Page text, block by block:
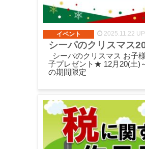
イベント 2025.11.22 UP
シーパのクリスマス
シーパのクリスマス お子
子プレゼント★ 12月20(土)
の期間限定